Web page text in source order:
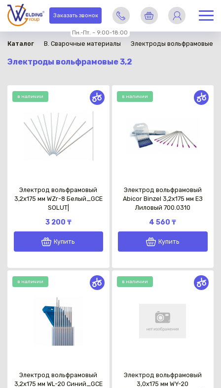
Заказать звонок
Пн.-Пт. – 9:00-18:00
Каталог B. Сварочные материалы Электроды вольфрамовые
Электроды вольфрамовые 3,2
в наличии
Электрод вольфрамовый
3,2х175 мм WZr-8 Белый_GCE
SOLUT|
3 200 ₸
Купить
в наличии
Электрод вольфрамовый
Abicor Binzel 3,2х175 мм ЕЗ
Лиловый 700.0310
4 560 ₸
Купить
в наличии
Электрод вольфрамовый
3,2х175 мм WL-20 Синий_GCE
в наличии
Электрод вольфрамовый
3,0х175 мм WY-20